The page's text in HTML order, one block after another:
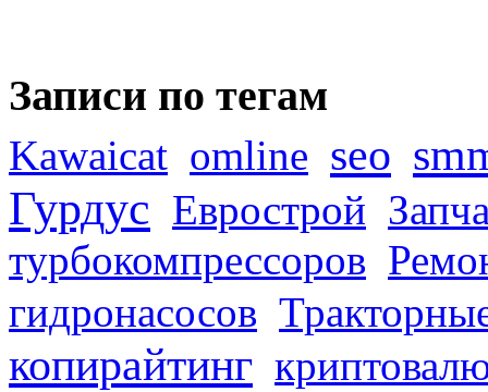
Записи по тегам
Kawaicat omline seo
Гурдус Еврострой
турбокомпрессоров
гидронасосов
копирайтинг